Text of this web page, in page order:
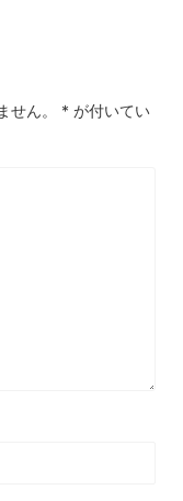
ん。 * が付いてい